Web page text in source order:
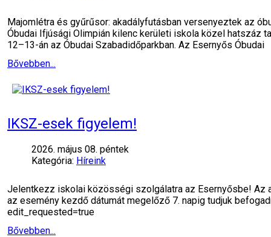
Majomlétra és gyűrűsor: akadályfutásban versenyeztek az
Óbudai Ifjúsági Olimpián kilenc kerületi iskola közel hatszáz
12–13-án az Óbudai Szabadidőparkban. Az Esernyős Óbudai
Bővebben...
IKSZ-esek figyelem!
2026. május 08. péntek
Kategória: Híreink
Jelentkezz iskolai közösségi szolgálatra az Esernyősbe! Az
az esemény kezdő dátumát megelőző 7. napig tudjuk
edit_requested=true
Bővebben...